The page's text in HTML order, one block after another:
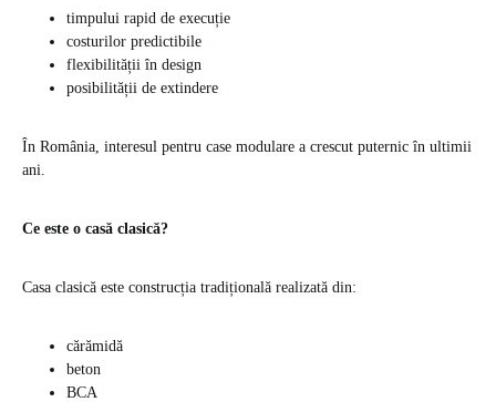
timpului rapid de execuție
costurilor predictibile
flexibilității în design
posibilității de extindere
În România, interesul pentru case modulare a crescut puternic în ultimii
ani.
Ce este o casă clasică?
Casa clasică este construcția tradițională realizată din:
cărămidă
beton
BCA